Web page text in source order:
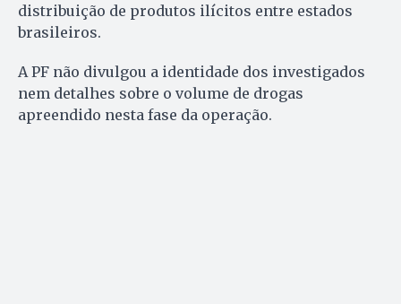
distribuição de produtos ilícitos entre estados
brasileiros.
A PF não divulgou a identidade dos investigados
nem detalhes sobre o volume de drogas
apreendido nesta fase da operação.